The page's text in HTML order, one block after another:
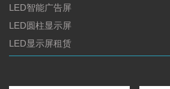
LED智能广告屏
LED圆柱显示屏
LED显示屏租赁